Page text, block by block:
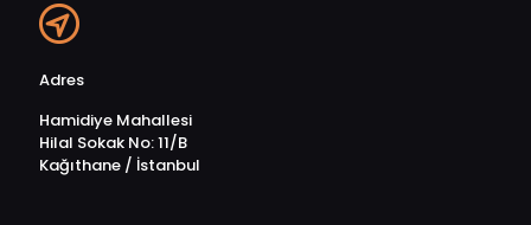
Adres
Hamidiye Mahallesi
Hilal Sokak No: 11/B
Kağıthane / İstanbul